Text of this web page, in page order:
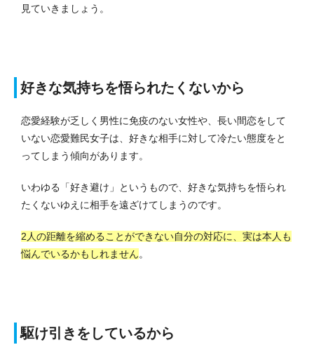
見ていきましょう。
好きな気持ちを悟られたくないから
恋愛経験が乏しく男性に免疫のない女性や、長い間恋をして
いない恋愛難民女子は、好きな相手に対して冷たい態度をと
ってしまう傾向があります。
いわゆる「好き避け」というもので、好きな気持ちを悟られ
たくないゆえに相手を遠ざけてしまうのです。
2人の距離を縮めることができない自分の対応に、実は本人も
悩んでいるかもしれません。
駆け引きをしているから